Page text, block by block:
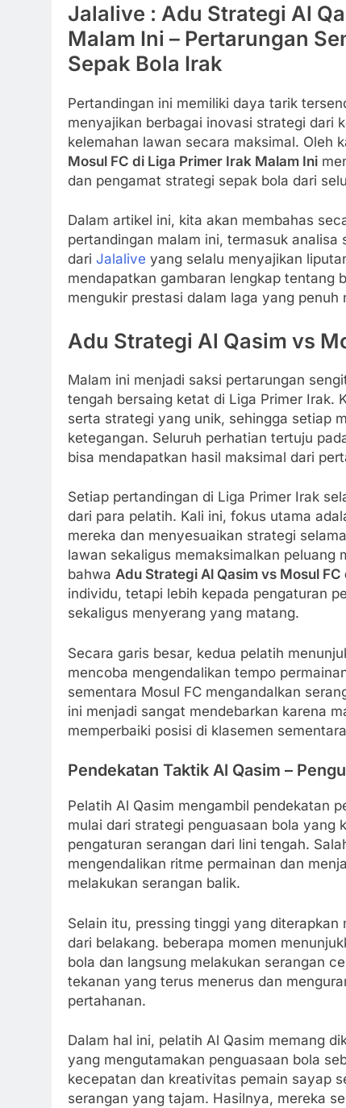
Jalalive : Adu Strategi Al
Malam Ini – Pertarungan
Sepak Bola Irak
Pertandingan ini memiliki daya tarik
menyajikan berbagai inovasi strategi dari
kelemahan lawan secara maksimal. Oleh
Mosul FC di Liga Primer Irak Malam Ini
dan pengamat strategi sepak bola dari
Dalam artikel ini, kita akan membahas
pertandingan malam ini, termasuk
dari Jalalive yang selalu menyajikan
mendapatkan gambaran lengkap tentang
mengukir prestasi dalam laga yang penuh
Adu Strategi Al Qasim vs
Malam ini menjadi saksi pertarungan
tengah bersaing ketat di Liga Primer Irak.
serta strategi yang unik, sehingga setiap
ketegangan. Seluruh perhatian tertuju
bisa mendapatkan hasil maksimal dari
Setiap pertandingan di Liga Primer Irak
dari para pelatih. Kali ini, fokus utama
mereka dan menyesuaikan strategi
lawan sekaligus memaksimalkan peluang
bahwa Adu Strategi Al Qasim vs Mosul
individu, tetapi lebih kepada pengaturan
sekaligus menyerang yang matang.
Secara garis besar, kedua pelatih
mencoba mengendalikan tempo
sementara Mosul FC mengandalkan
ini menjadi sangat mendebarkan karena
memperbaiki posisi di klasemen
Pendekatan Taktik Al Qasim –
Pelatih Al Qasim mengambil pendekatan
mulai dari strategi penguasaan bola yang
pengaturan serangan dari lini tengah.
mengendalikan ritme permainan dan
melakukan serangan balik.
Selain itu, pressing tinggi yang
dari belakang. beberapa momen
bola dan langsung melakukan serangan
tekanan yang terus menerus dan
pertahanan.
Dalam hal ini, pelatih Al Qasim memang
yang mengutamakan penguasaan bola
kecepatan dan kreativitas pemain sayap
serangan yang tajam. Hasilnya, mereka